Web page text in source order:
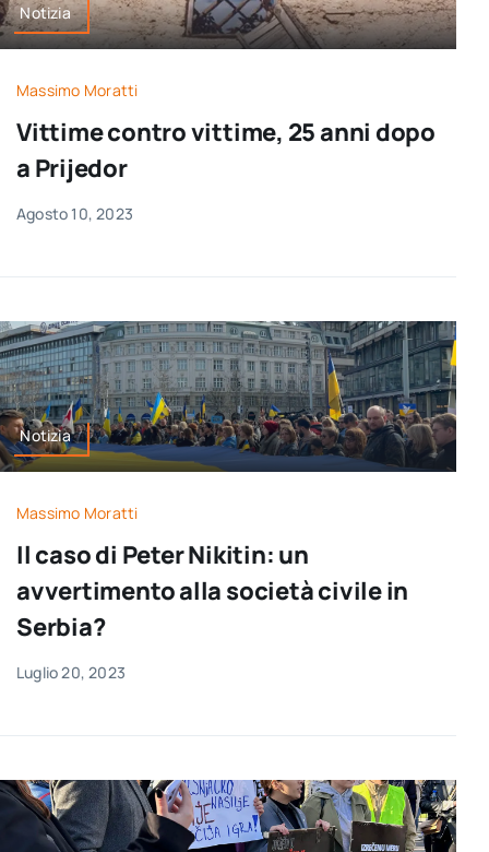
Notizia
Massimo Moratti
Vittime contro vittime, 25 anni dopo
a Prijedor
Agosto 10, 2023
Notizia
Massimo Moratti
Il caso di Peter Nikitin: un
avvertimento alla società civile in
Serbia?
Luglio 20, 2023